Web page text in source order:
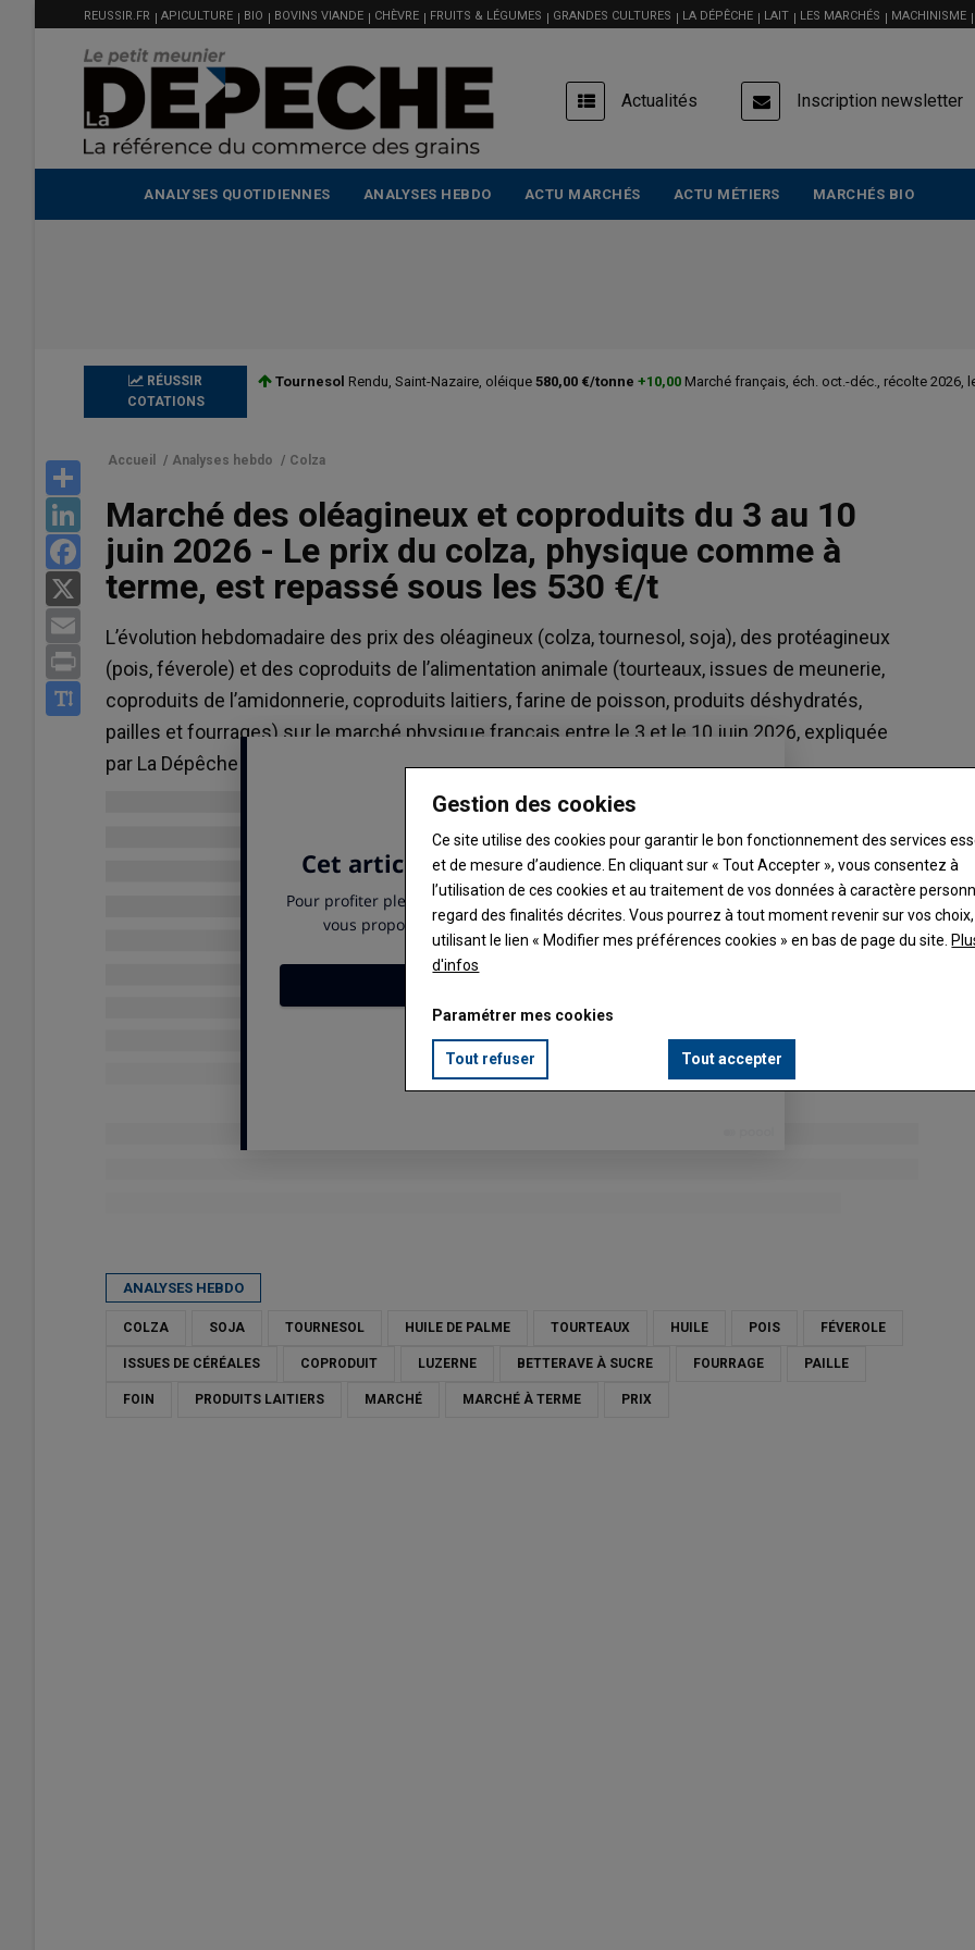
contenu
MENU
FILIÈRE
REUSSIR.FR APICULTURE BIO BOVINS VIANDE CHÈVRE FRUITS & LÉGUMES GRANDES CULTURES LA DÉPÊCHE LAIT LES MARCHÉS MACHINISME
USER
ACCOUNT
MENU
Actualités Inscription newsletter
ANALYSES QUOTIDIENNES ANALYSES HEBDO ACTU MARCHÉS ACTU MÉTIERS MARCHÉS BIO
RÉUSSIR
COTATIONS
Tournesol Rendu, Saint-Nazaire, oléique 580,00 €/tonne +10,00 Marché français, éch. oct.-déc., récolte 2026,
LinkedIn
Facebook
Print
Accueil / Analyses hebdo / Colza
Marché des oléagineux et coproduits du 3 au 10
juin 2026 - Le prix du colza, physique comme à
terme, est repassé sous les 530 €/t
L’évolution hebdomadaire des prix des oléagineux (colza, tournesol, soja), des protéagineux
(pois, féverole) et des coproduits de l’alimentation animale (tourteaux, issues de meunerie,
coproduits de l’amidonnerie, coproduits laitiers, farine de poisson, produits déshydratés,
pailles et fourrages) sur le marché physique français entre le 3 et le 10 juin 2026, expliquée
par La Dépêche Le petit meunier.
ANALYSES HEBDO
COLZA SOJA TOURNESOL HUILE DE PALME TOURTEAUX HUILE POIS FÉVEROLE
ISSUES DE CÉRÉALES COPRODUIT LUZERNE BETTERAVE À SUCRE FOURRAGE PAILLE
FOIN PRODUITS LAITIERS MARCHÉ MARCHÉ À TERME PRIX
Blé meunier
219.75 €/t
Euronext, 06 Aug 2026
Maïs
Euronext, 06 Aug 2026
Graines de soja
11.565 $/boiss.
Blé meunier
219.75 €/t
Euronext, 06 Aug 2026
Maïs
Colza
526.25 €/t
Euronext, 06 Aug 2026
Graines de soja
11.565 $/boiss.
Chicago, 05 Aug 2026
Gestion des cookies
Ce site utilise des cookies pour garantir le bon fonctionnement des services
et de mesure d’audience. En cliquant sur « Tout Accepter », vous consentez à
l’utilisation de ces cookies et au traitement de vos données à caractère
regard des finalités décrites. Vous pourrez à tout moment revenir sur vos
utilisant le lien « Modifier mes préférences cookies » en bas de page du site.
d'infos
Paramétrer mes cookies
Tout refuser Tout accepter